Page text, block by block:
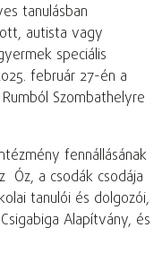
tanulásban
autista vagy
speciális
február 27-én a
Szombathelyre
fennállásának
Óz, a csodák csodája
tanulói és dolgozói,
Alapítvány, és